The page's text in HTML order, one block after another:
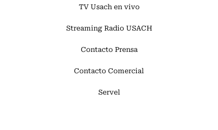
TV Usach en vivo
Streaming Radio USACH
Contacto Prensa
Contacto Comercial
Servel